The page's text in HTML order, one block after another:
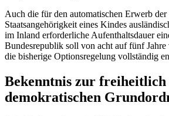
Auch die für den automatischen Erwerb der
Staatsangehörigkeit eines Kindes
im Inland erforderliche Aufenthaltsdauer
Bundesrepublik soll von acht auf fünf
die bisherige Optionsregelung vollständig
Bekenntnis zur freiheitlich
demokratischen